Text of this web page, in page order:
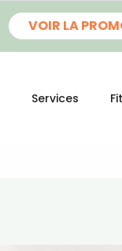
VOIR LA
Services